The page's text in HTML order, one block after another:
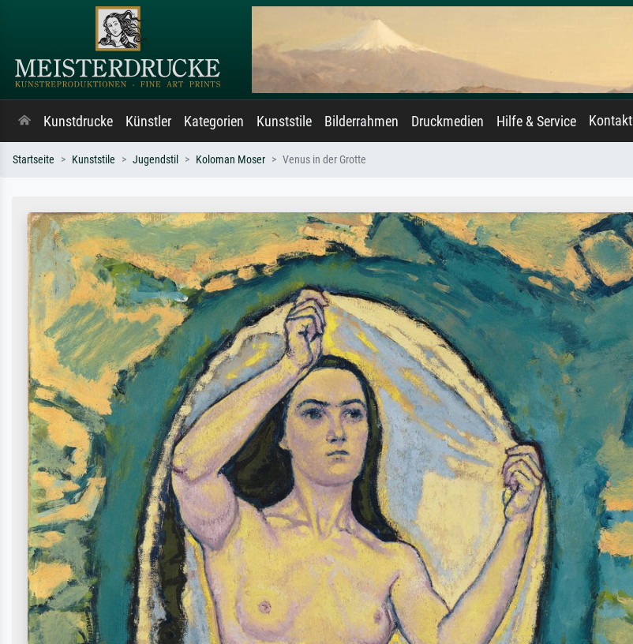
Kunstdrucke Künstler Kategorien Kunststile Bilderrahmen Druckmedien Hilfe & Service Kontakt
Startseite Kunststile Jugendstil Koloman Moser Venus in der Grotte